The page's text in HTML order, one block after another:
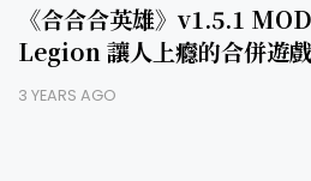
《合合合英雄》v1.5.1
Legion 讓人上癮的合併遊
3 YEARS AGO